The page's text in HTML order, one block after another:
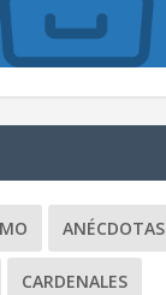
ANÉCDOTAS
CARDENALES